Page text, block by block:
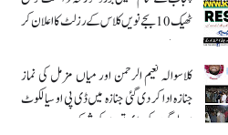
ٹھیک 10 بجے نویں کلاس کے رزلٹ کا اعلان کر
رہے ہیں
کلاسوالہ نعیم الرحمن اور میاں مزمل کی نماز
جنازہ ادا کر دی گئی جنازہ میں ڈی پی او سیالکوٹ
اور لوگوں کی بڑی تعداد کی شرکت